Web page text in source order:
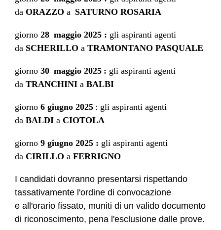
da ORAZZO a SATURNO ROSARIA
giorno 28 maggio 2025 : gli aspiranti agenti
da SCHERILLO a TRAMONTANO PASQUALE
giorno 30 maggio 2025 : gli aspiranti agenti
da TRANCHINI a BALBI
giorno 6 giugno 2025 : gli aspiranti agenti
da BALDI a CIOTOLA
giorno 9 giugno 2025 : gli aspiranti agenti
da CIRILLO a FERRIGNO
I candidati dovranno presentarsi rispettando
tassativamente l'ordine di convocazione
e all'orario fissato, muniti di un valido documento
di riconoscimento, pena l'esclusione dalle prove.